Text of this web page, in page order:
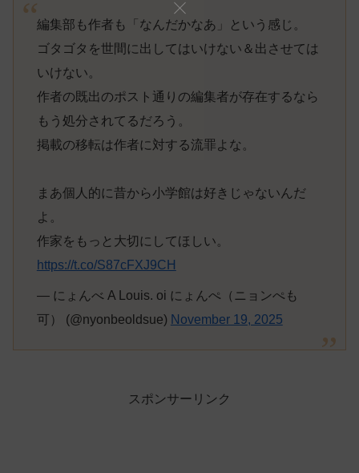
編集部も作者も「なんだかなあ」という感じ。
ゴタゴタを世間に出してはいけない＆出させては
いけない。
作者の既出のポスト通りの編集者が存在するなら
もう処分されてるだろう。
掲載の移転は作者に対する流罪よな。
まあ個人的に昔から小学館は好きじゃないんだ
よ。
作家をもっと大切にしてほしい。
https://t.co/S87cFXJ9CH
— にょんべ A Louis. oi にょんぺ（ニョンぺも
可） (@nyonbeoldsue) November 19, 2025
スポンサーリンク